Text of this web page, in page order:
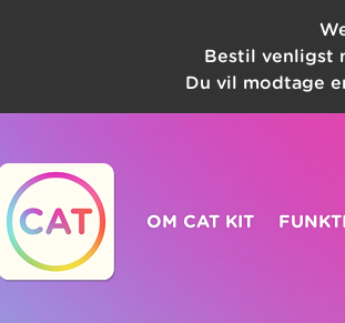
Bestil venligst
Du vil modtage
OM CAT KIT